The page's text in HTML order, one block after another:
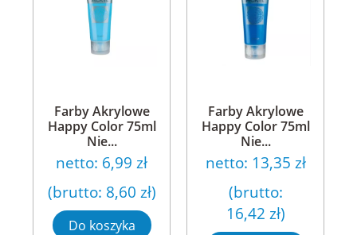
Farby Akrylowe
Happy Color 75ml
Nie...
netto: 6,99 zł
(brutto: 8,60 zł)
Do koszyka
Farby Akrylowe
Happy Color 75ml
Nie...
netto: 13,35 zł
(brutto:
16,42 zł)